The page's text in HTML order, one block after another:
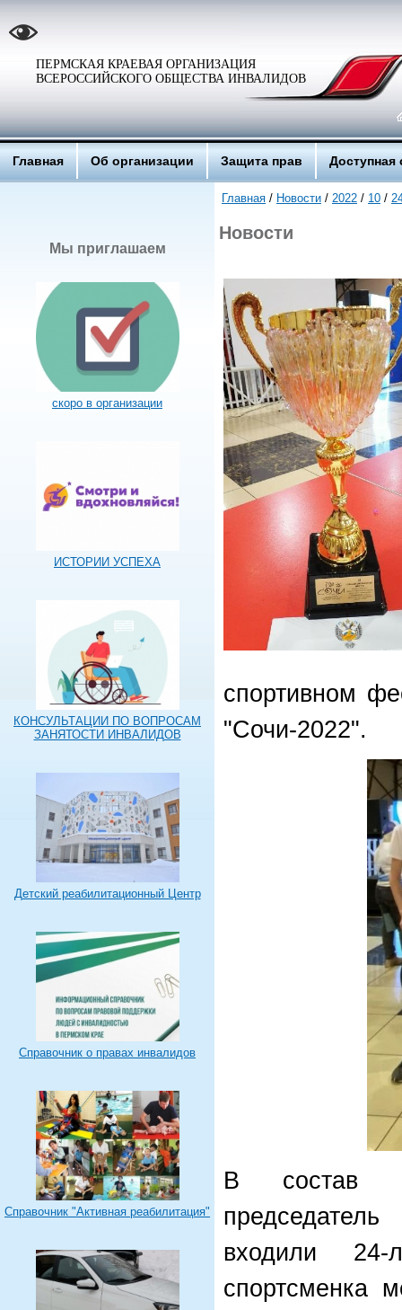
ПЕРМСКАЯ КРАЕВАЯ ОРГАНИЗАЦИЯ
ВСЕРОССИЙСКОГО ОБЩЕСТВА ИНВАЛИДОВ
Главная Об организации Защита прав Доступная
Мы приглашаем
скоро в организации
ИСТОРИИ УСПЕХА
КОНСУЛЬТАЦИИ ПО ВОПРОСАМ
ЗАНЯТОСТИ ИНВАЛИДОВ
Детский реабилитационный Центр
Справочник о правах инвалидов
Справочник "Активная реабилитация"
Главная / Новости / 2022 / 10 /
Новости
спортивном
"Сочи-2022".
В состав
входили 24-
спортсменка